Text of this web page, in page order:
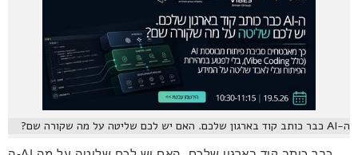
ה-AI כבר כותב קוד בארגון שלכם. האם יש לכם שליטה על מה שקורה שם?